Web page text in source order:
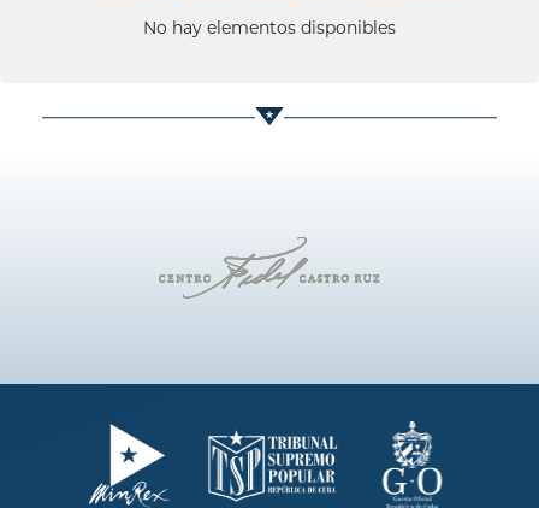
No hay elementos disponibles